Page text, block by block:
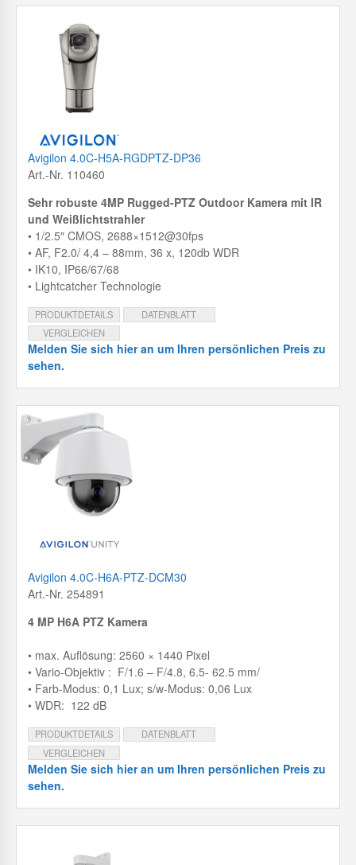
Avigilon 4.0C-H5A-RGDPTZ-DP36
Art.-Nr. 110460
Sehr robuste 4MP Rugged-PTZ Outdoor Kamera mit IR
und Weißlichtstrahler
• 1/2.5″ CMOS, 2688×1512@30fps
• AF, F2.0/ 4,4 – 88mm, 36 x, 120db WDR
• IK10, IP66/67/68
• Lightcatcher Technologie
PRODUKTDETAILS
DATENBLATT
VERGLEICHEN
Melden Sie sich hier an um Ihren persönlichen Preis zu
sehen.
Avigilon 4.0C-H6A-PTZ-DCM30
Art.-Nr. 254891
4 MP H6A PTZ Kamera
• max. Auflösung: 2560 × 1440 Pixel
• Vario-Objektiv : F/1.6 – F/4.8, 6.5- 62.5 mm/
• Farb-Modus: 0,1 Lux; s/w-Modus: 0,06 Lux
• WDR: 122 dB
PRODUKTDETAILS
DATENBLATT
VERGLEICHEN
Melden Sie sich hier an um Ihren persönlichen Preis zu
sehen.